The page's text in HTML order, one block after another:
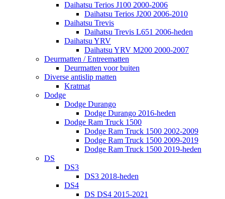
Daihatsu Terios J100 2000-2006
Daihatsu Terios J200 2006-2010
Daihatsu Trevis
Daihatsu Trevis L651 2006-heden
Daihatsu YRV
Daihatsu YRV M200 2000-2007
Deurmatten / Entreematten
Deurmatten voor buiten
Diverse antislip matten
Kratmat
Dodge
Dodge Durango
Dodge Durango 2016-heden
Dodge Ram Truck 1500
Dodge Ram Truck 1500 2002-2009
Dodge Ram Truck 1500 2009-2019
Dodge Ram Truck 1500 2019-heden
DS
DS3
DS3 2018-heden
DS4
DS DS4 2015-2021